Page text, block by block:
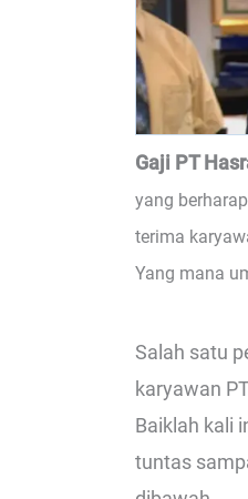
Gaji PT
yang
terima
Yang mana
Salah satu
karyawan
Baiklah kali
tuntas